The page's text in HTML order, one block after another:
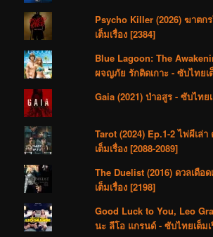
Psycho Killer (2026) ฆาตก
เต็มเรื่อง [2384]
Blue Lagoon: The
ผจญภัย รักติดเกาะ - ซับไทยเ
Gaia (2021) ป่าอสูร - ซับไทย
Tarot (2024) Ep.1-2 ไพ่ผีเล่
เต็มเรื่อง [2088-2089]
The Duelist (2016) ดวลเดือ
เต็มเรื่อง [2198]
Good Luck to You, Leo
นะ ลีโอ แกรนด์ - ซับไทยเต็มเ